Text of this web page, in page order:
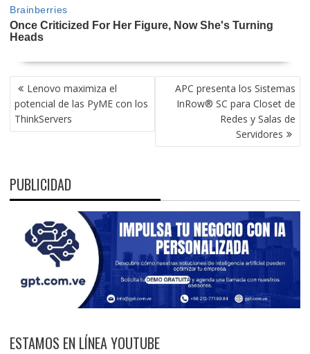
NAVEGACIÓN
DE
ENTRADAS
Lenovo maximiza el
potencial de las PyME con los
ThinkServers
APC presenta los Sistemas
InRow® SC para Closet de
Redes y Salas de
Servidores
PUBLICIDAD
ESTAMOS EN LÍNEA YOUTUBE